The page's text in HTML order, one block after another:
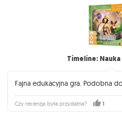
Timeline:
Fajna edukacyjna gra. Podobna
Czy recenzja była przydatna? 1